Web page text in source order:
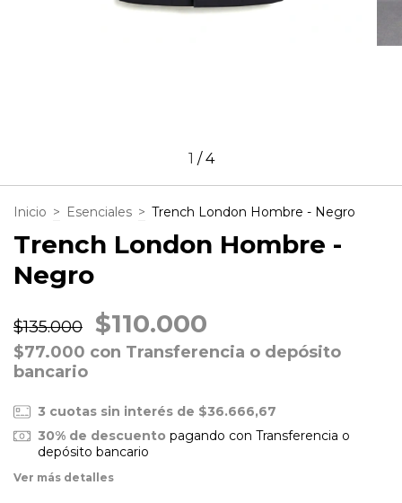
1 /4
Inicio > Esenciales > Trench London Hombre - Negro
Trench London Hombre -
Negro
$135.000 $110.000
$77.000 con Transferencia o depósito
bancario
3 cuotas sin interés de $36.666,67
30% de descuento pagando con Transferencia o
depósito bancario
Ver más detalles